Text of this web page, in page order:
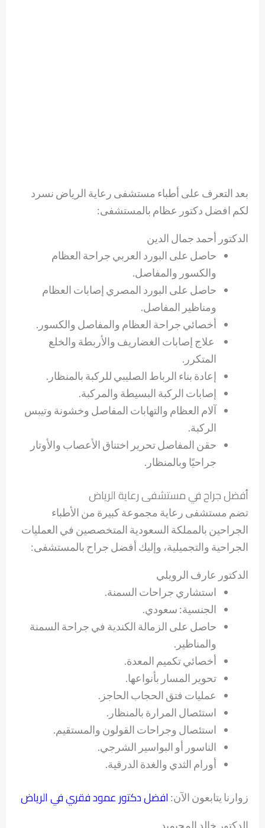
بعد التعرف على أطباء مستشفى رعاية الرياض نسرد
لكم افضل دكتور عظام بالمستشفى:
الدكتور أحمد جمال الدين
حاصل على البورد العربي جراحة العظام
والكسور والمفاصل.
حاصل على البورد المصري إصابات العظام
ومناظير المفاصل.
أخصائي جراحة العظام والمفاصل والكسور.
علاج إصابات الغضاريف والأربطة والخلع
المتكرر.
إعادة بناء الرباط الصليبي للركبة بالمنظار.
إصابات الركبة البسيطة والمركبة.
آلام العظام والتهابات المفاصل وخشونة وتيبس
الركبة.
حقن المفاصل تحرير اختناق الأعصاب والأوتار
جراحيًا وبالمنظار.
أفضل جراح في مستشفى رعاية الرياض
تضم مستشفى رعاية مجموعة كبيرة من الأطباء
الجراحين بالمملكة السعودية المتخصصين في العمليات
الجراحية والتجميلية، وإليك أفضل جراح بالمستشفى:
الدكتور عارف الرويلي
استشاري جراحات السمنة.
الجنسية: سعودي.
حاصل على الزمالة الكندية في جراحة السمنة
والمناظير.
أخصائي تكميم المعدة.
تحوير المسار بأنواعها.
عمليات فتق الحجاب الحاجز.
استئصال المرارة بالمنظار.
استئصال وجراحات القولون والمستقيم.
الناسور أو البواسير الشرجي.
أورام الثدي والغدة الدرقية.
زوارنا يتابعون الآن: افضل دكتور عمود فقري في الرياض
الدكتور خالد المحيميد